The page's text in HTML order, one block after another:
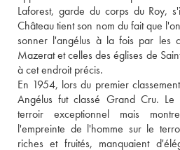
Laforest, garde du corps du Roy,
Château tient son nom du fait que
sonner l'angélus à la fois par les
Mazerat et celles des églises de
à cet endroit précis.
En 1954, lors du premier
Angélus fut classé Grand Cru. Le
terroir exceptionnel mais
l'empreinte de l'homme sur le
riches et fruités, manquaient